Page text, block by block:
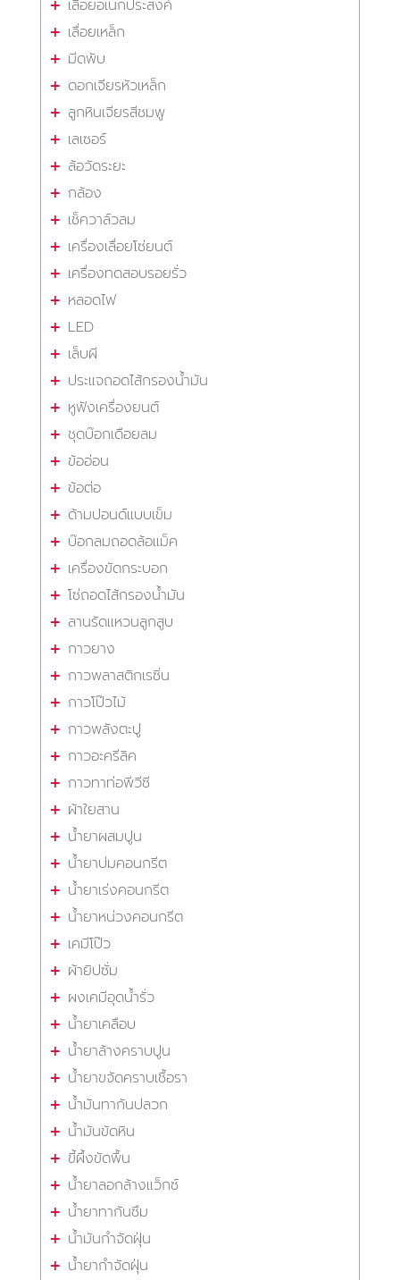
เลื่อยอเนกประสงค์
เลื่อยเหล็ก
มีดพับ
ดอกเจียรหัวเหล็ก
ลูกหินเจียรสีชมพู
เลเซอร์
ล้อวัดระยะ
กล้อง
เช็ควาล์วลม
เครื่องเลื่อยโซ่ยนต์
เครื่องทดสอบรอยรั่ว
หลอดไฟ
LED
เล็บผี
ประแจถอดไส้กรองน้ำมัน
หูฟังเครื่องยนต์
ชุดบ๊อกเดือยลม
ข้ออ่อน
ข้อต่อ
ด้ามปอนด์แบบเข็ม
บ๊อกลมถอดล้อแม็ค
เครื่องขัดกระบอก
โซ่ถอดไส้กรองน้ำมัน
ลานรัดแหวนลูกสูบ
กาวยาง
กาวพลาสติกเรซิ่น
กาวโป๊วไม้
กาวพลังตะปู
กาวอะครีลิค
กาวทาท่อพีวีซี
ผ้าใยสาน
น้ำยาผสมปูน
น้ำยาบ่มคอนกรีต
น้ำยาเร่งคอนกรีต
น้ำยาหน่วงคอนกรีต
เคมีโป๊ว
ผ้ายิปซั่ม
ผงเคมีอุดน้ำรั่ว
น้ำยาเคลือบ
น้ำยาล้างคราบปูน
น้ำยาขจัดคราบเชื้อรา
น้ำมันทากันปลวก
น้ำมันขัดหิน
ขี้ผึ้งขัดพื้น
น้ำยาลอกล้างแว็กซ์
น้ำยาทากันซึม
น้ำมันกำจัดฝุ่น
น้ำยากำจัดฝุ่น